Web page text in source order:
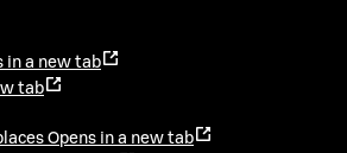
in a new tab
tab
Opens in a new tab